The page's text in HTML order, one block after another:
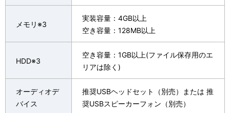
ゲ
シ
メモリ※3
実装容量：4GB以上
空き容量：128MB以上
HDD※3
空き容量：1GB以上(ファイル保存用のエ
リアは除く)
オーディオデ
バイス
推奨USBヘッドセット（別売）または 推
奨USBスピーカーフォン（別売）